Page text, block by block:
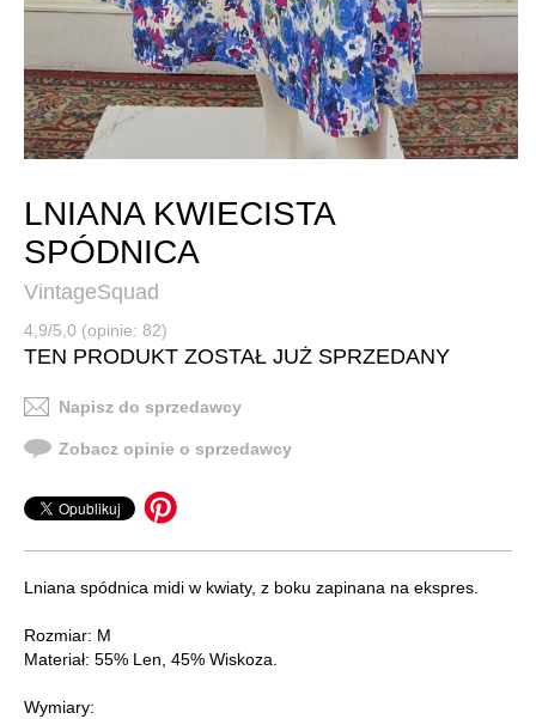
LNIANA KWIECISTA
SPÓDNICA
VintageSquad
4,9/5,0 (opinie: 82)
TEN PRODUKT ZOSTAŁ JUŻ SPRZEDANY
Napisz do sprzedawcy
Zobacz opinie o sprzedawcy
Lniana spódnica midi w kwiaty, z boku zapinana na ekspres.
Rozmiar: M
Materiał: 55% Len, 45% Wiskoza.
Wymiary: